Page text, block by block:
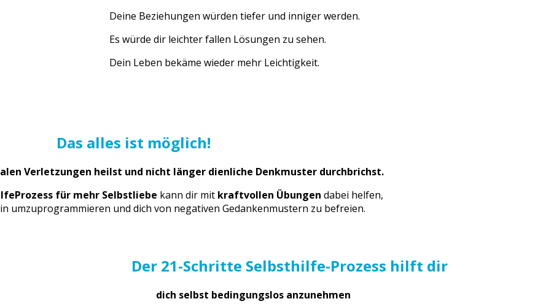
Deine Beziehungen würden tiefer und inniger werden.
Es würde dir leichter fallen Lösungen zu sehen.
Dein Leben bekäme wieder mehr Leichtigkeit.
Das alles ist möglich!
Verletzungen heilst und nicht länger dienliche Denkmuster durchbrichst.
für mehr Selbstliebe kann dir mit kraftvollen Übungen dabei helfen,
umzuprogrammieren und dich von negativen Gedankenmustern zu befreien.
Der 21-Schritte Selbsthilfe-Prozess hilft dir
dich selbst bedingungslos anzunehmen